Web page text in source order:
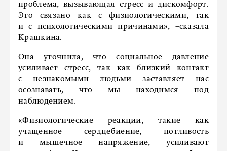
проблема, вызывающая стресс и дискомфорт.
Это связано как с физиологическими, так
и с психологическими причинами», –сказала
Крашкина.
Она уточнила, что социальное давление
усиливает стресс, так как близкий контакт
с незнакомыми людьми заставляет нас
осознавать, что мы находимся под
наблюдением.
«Физиологические реакции, такие как
учащенное сердцебиение, потливость
и мышечное напряжение, усиливают